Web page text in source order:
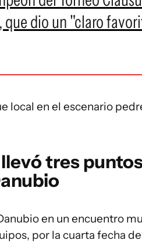
dio un "claro
local en el escenario
tres
en un encuentro
por la cuarta fecha